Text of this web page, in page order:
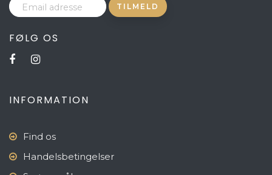
FØLG OS
INFORMATION
Find os
Handelsbetingelser